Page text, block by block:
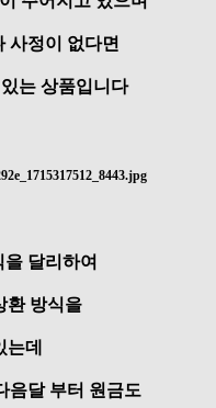
사정이 없다면
는 상품입니다
달리하여
환 방식을
데
음달 부터 원금도